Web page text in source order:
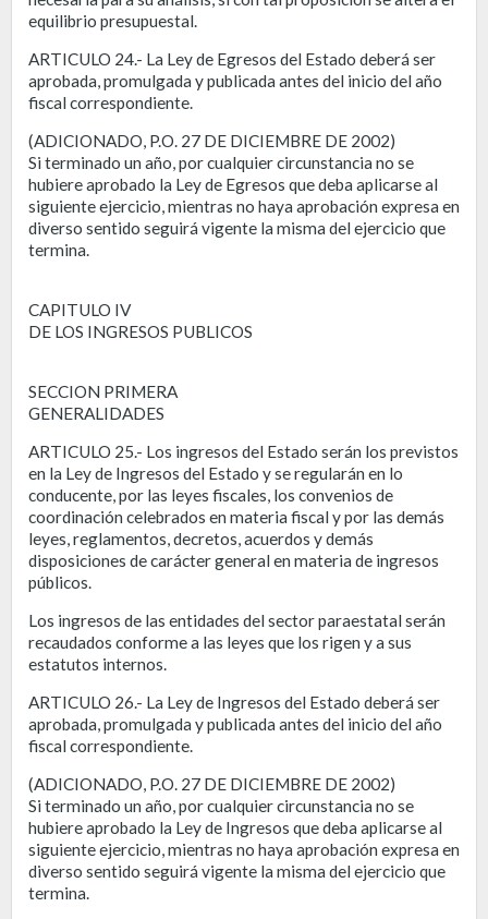
equilibrio presupuestal.
ARTICULO 24.- La Ley de Egresos del Estado deberá ser
aprobada, promulgada y publicada antes del inicio del año
fiscal correspondiente.
(ADICIONADO, P.O. 27 DE DICIEMBRE DE 2002)
Si terminado un año, por cualquier circunstancia no se
hubiere aprobado la Ley de Egresos que deba aplicarse al
siguiente ejercicio, mientras no haya aprobación expresa en
diverso sentido seguirá vigente la misma del ejercicio que
termina.
CAPITULO IV
DE LOS INGRESOS PUBLICOS
SECCION PRIMERA
GENERALIDADES
ARTICULO 25.- Los ingresos del Estado serán los previstos
en la Ley de Ingresos del Estado y se regularán en lo
conducente, por las leyes fiscales, los convenios de
coordinación celebrados en materia fiscal y por las demás
leyes, reglamentos, decretos, acuerdos y demás
disposiciones de carácter general en materia de ingresos
públicos.
Los ingresos de las entidades del sector paraestatal serán
recaudados conforme a las leyes que los rigen y a sus
estatutos internos.
ARTICULO 26.- La Ley de Ingresos del Estado deberá ser
aprobada, promulgada y publicada antes del inicio del año
fiscal correspondiente.
(ADICIONADO, P.O. 27 DE DICIEMBRE DE 2002)
Si terminado un año, por cualquier circunstancia no se
hubiere aprobado la Ley de Ingresos que deba aplicarse al
siguiente ejercicio, mientras no haya aprobación expresa en
diverso sentido seguirá vigente la misma del ejercicio que
termina.